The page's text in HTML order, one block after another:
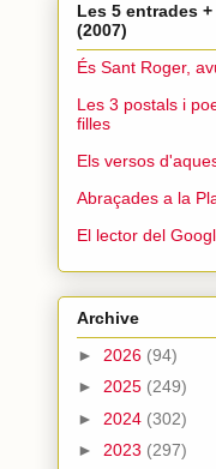
Les 5 entrades
(2007)
És Sant Roger,
Les 3 postals i
filles
Els versos
Abraçades a la
El lector del
Archive
► 2026 (94)
► 2025 (249)
► 2024 (302)
► 2023 (297)